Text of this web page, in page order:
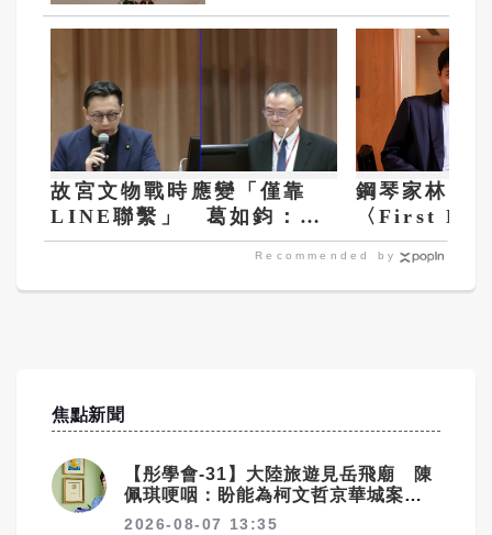
故宮文物戰時應變「僅靠
LINE聯繫」 葛如鈞：國
寶撤離不能等出事才檢討
鋼琴家林易
〈First
Recommended by
焦點新聞
【彤學會-31】大陸旅遊見岳飛廟 陳
佩琪哽咽：盼能為柯文哲京華城案平
反
2026-08-07 13:35